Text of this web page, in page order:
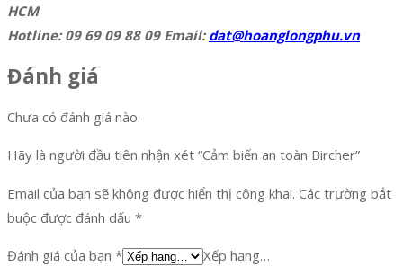
HCM
Hotline: 09 69 09 88 09 Email:dat@hoanglongphu.vn
Đánh giá
Chưa có đánh giá nào.
Hãy là người đầu tiên nhận xét “Cảm biến an toàn Bircher”
Email của bạn sẽ không được hiển thị công khai. Các trường bắt
buộc được đánh dấu *
Đánh giá của bạn * Xếp hạng…